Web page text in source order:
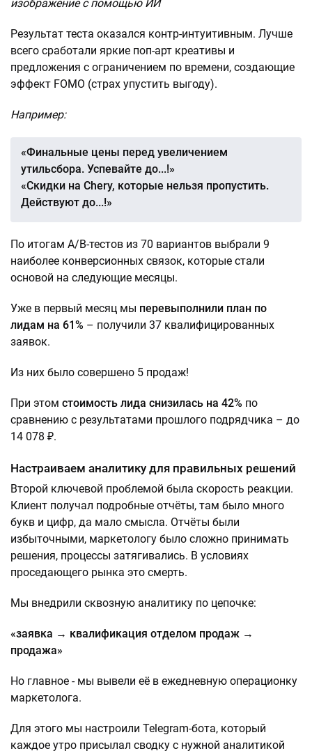
изображение с помощью ИИ
Результат теста оказался контр-интуитивным. Лучше
всего сработали яркие поп-арт креативы и
предложения с ограничением по времени, создающие
эффект FOMO (страх упустить выгоду).
Например:
«Финальные цены перед увеличением
утильсбора. Успевайте до...!»
«Скидки на Chery, которые нельзя пропустить.
Действуют до...!»
По итогам A/B-тестов из 70 вариантов выбрали 9
наиболее конверсионных связок, которые стали
основой на следующие месяцы.
Уже в первый месяц мы перевыполнили план по
лидам на 61% – получили 37 квалифицированных
заявок.
Из них было совершено 5 продаж!
При этом стоимость лида снизилась на 42% по
сравнению с результатами прошлого подрядчика – до
14 078 ₽.
Настраиваем аналитику для правильных решений
Второй ключевой проблемой была скорость реакции.
Клиент получал подробные отчёты, там было много
букв и цифр, да мало смысла. Отчёты были
избыточными, маркетологу было сложно принимать
решения, процессы затягивались. В условиях
проседающего рынка это смерть.
Мы внедрили сквозную аналитику по цепочке:
«заявка → квалификация отделом продаж →
продажа»
Но главное - мы вывели её в ежедневную операционку
маркетолога.
Для этого мы настроили Telegram-бота, который
каждое утро присылал сводку с нужной аналитикой